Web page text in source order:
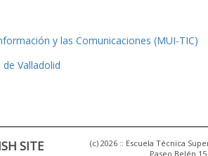
y las Comunicaciones (MUI-TIC)
Valladolid
SITE
(c) 2026 :: Escuela Técnica
Paseo Belén